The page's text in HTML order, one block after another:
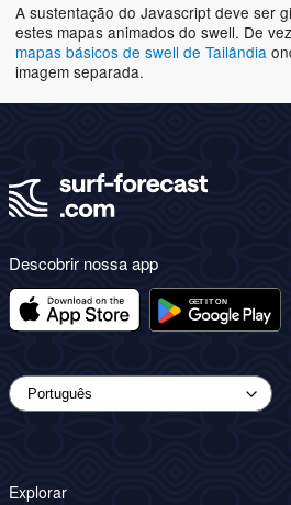
A sustentação do Javascript deve ser
estes mapas animados do swell. De
mapas básicos de swell de Tailândia
imagem separada.
Descobrir nossa app
Explorar